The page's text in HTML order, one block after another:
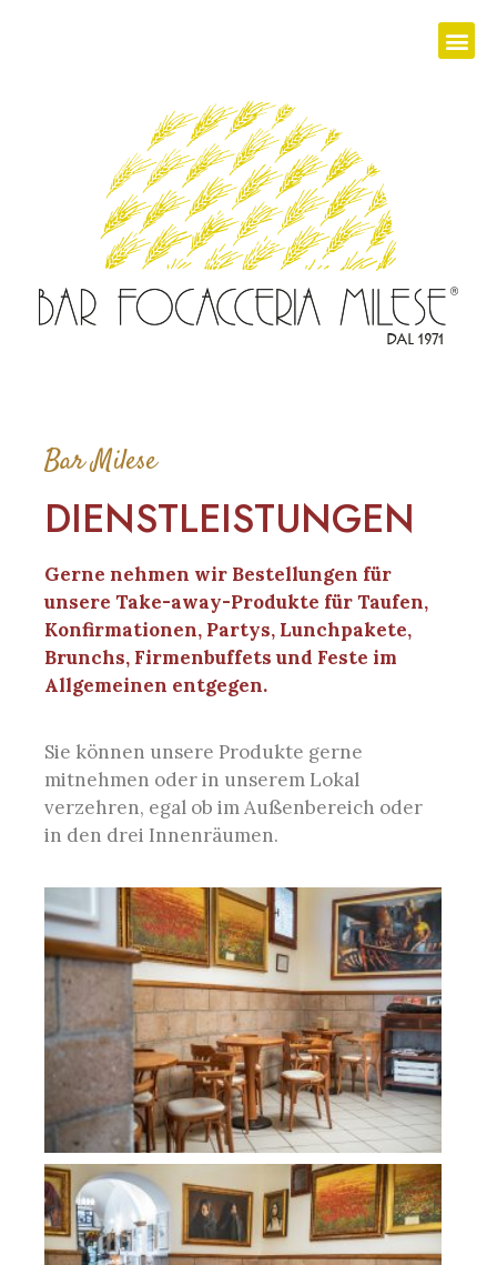
Bar Milese
DIENSTLEISTUNGEN
Gerne nehmen wir Bestellungen für
unsere Take-away-Produkte für Taufen,
Konfirmationen, Partys, Lunchpakete,
Brunchs, Firmenbuffets und Feste im
Allgemeinen entgegen.
Sie können unsere Produkte gerne
mitnehmen oder in unserem Lokal
verzehren, egal ob im Außenbereich oder
in den drei Innenräumen.